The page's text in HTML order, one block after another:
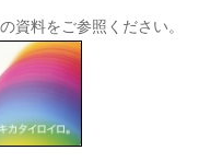
資料をご参照ください。